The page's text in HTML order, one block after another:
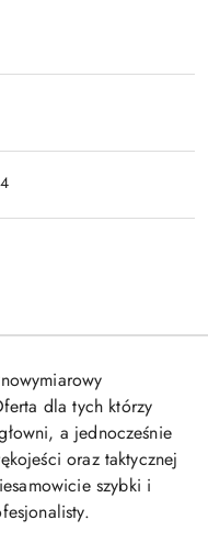
dla tych którzy
a jednocześnie
oraz taktycznej
szybki i